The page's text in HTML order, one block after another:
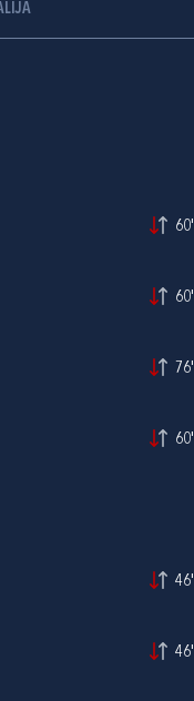
60'
60'
76'
60'
46'
46'